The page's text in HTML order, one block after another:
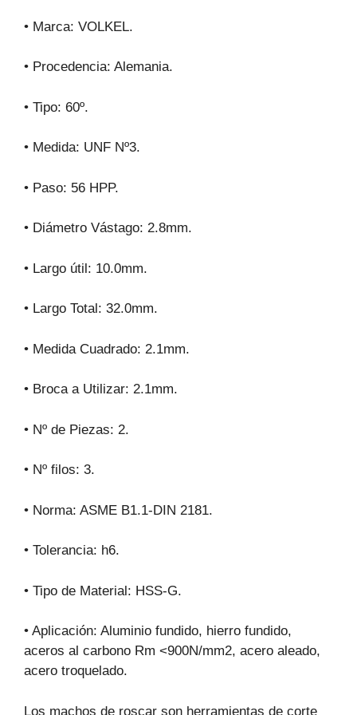
• Marca: VOLKEL.
• Procedencia: Alemania.
• Tipo: 60º.
• Medida: UNF Nº3.
• Paso: 56 HPP.
• Diámetro Vástago: 2.8mm.
• Largo útil: 10.0mm.
• Largo Total: 32.0mm.
• Medida Cuadrado: 2.1mm.
• Broca a Utilizar: 2.1mm.
• Nº de Piezas: 2.
• Nº filos: 3.
• Norma: ASME B1.1-DIN 2181.
• Tolerancia: h6.
• Tipo de Material: HSS-G.
• Aplicación: Aluminio fundido, hierro fundido,
aceros al carbono Rm <900N/mm2, acero aleado,
acero troquelado.
Los machos de roscar son herramientas de corte